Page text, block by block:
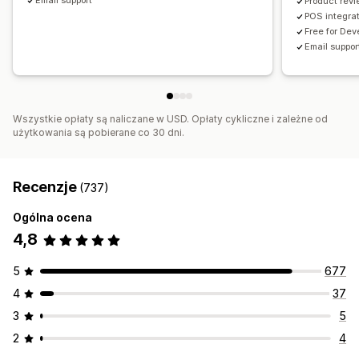
Często kupowane razem
Analizy
Współczynniki konwersji
Sugestie optymalizacji
POS
Free for
Email
Wszystkie opłaty są naliczane w USD. Opłaty cykliczne i zależne od
użytkowania są pobierane co 30 dni.
Recenzje (737)
Ogólna ocena
4,8
5
677
4
37
3
5
2
4